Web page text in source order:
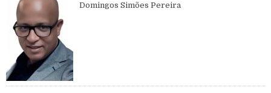
Domingos Simões Pereira